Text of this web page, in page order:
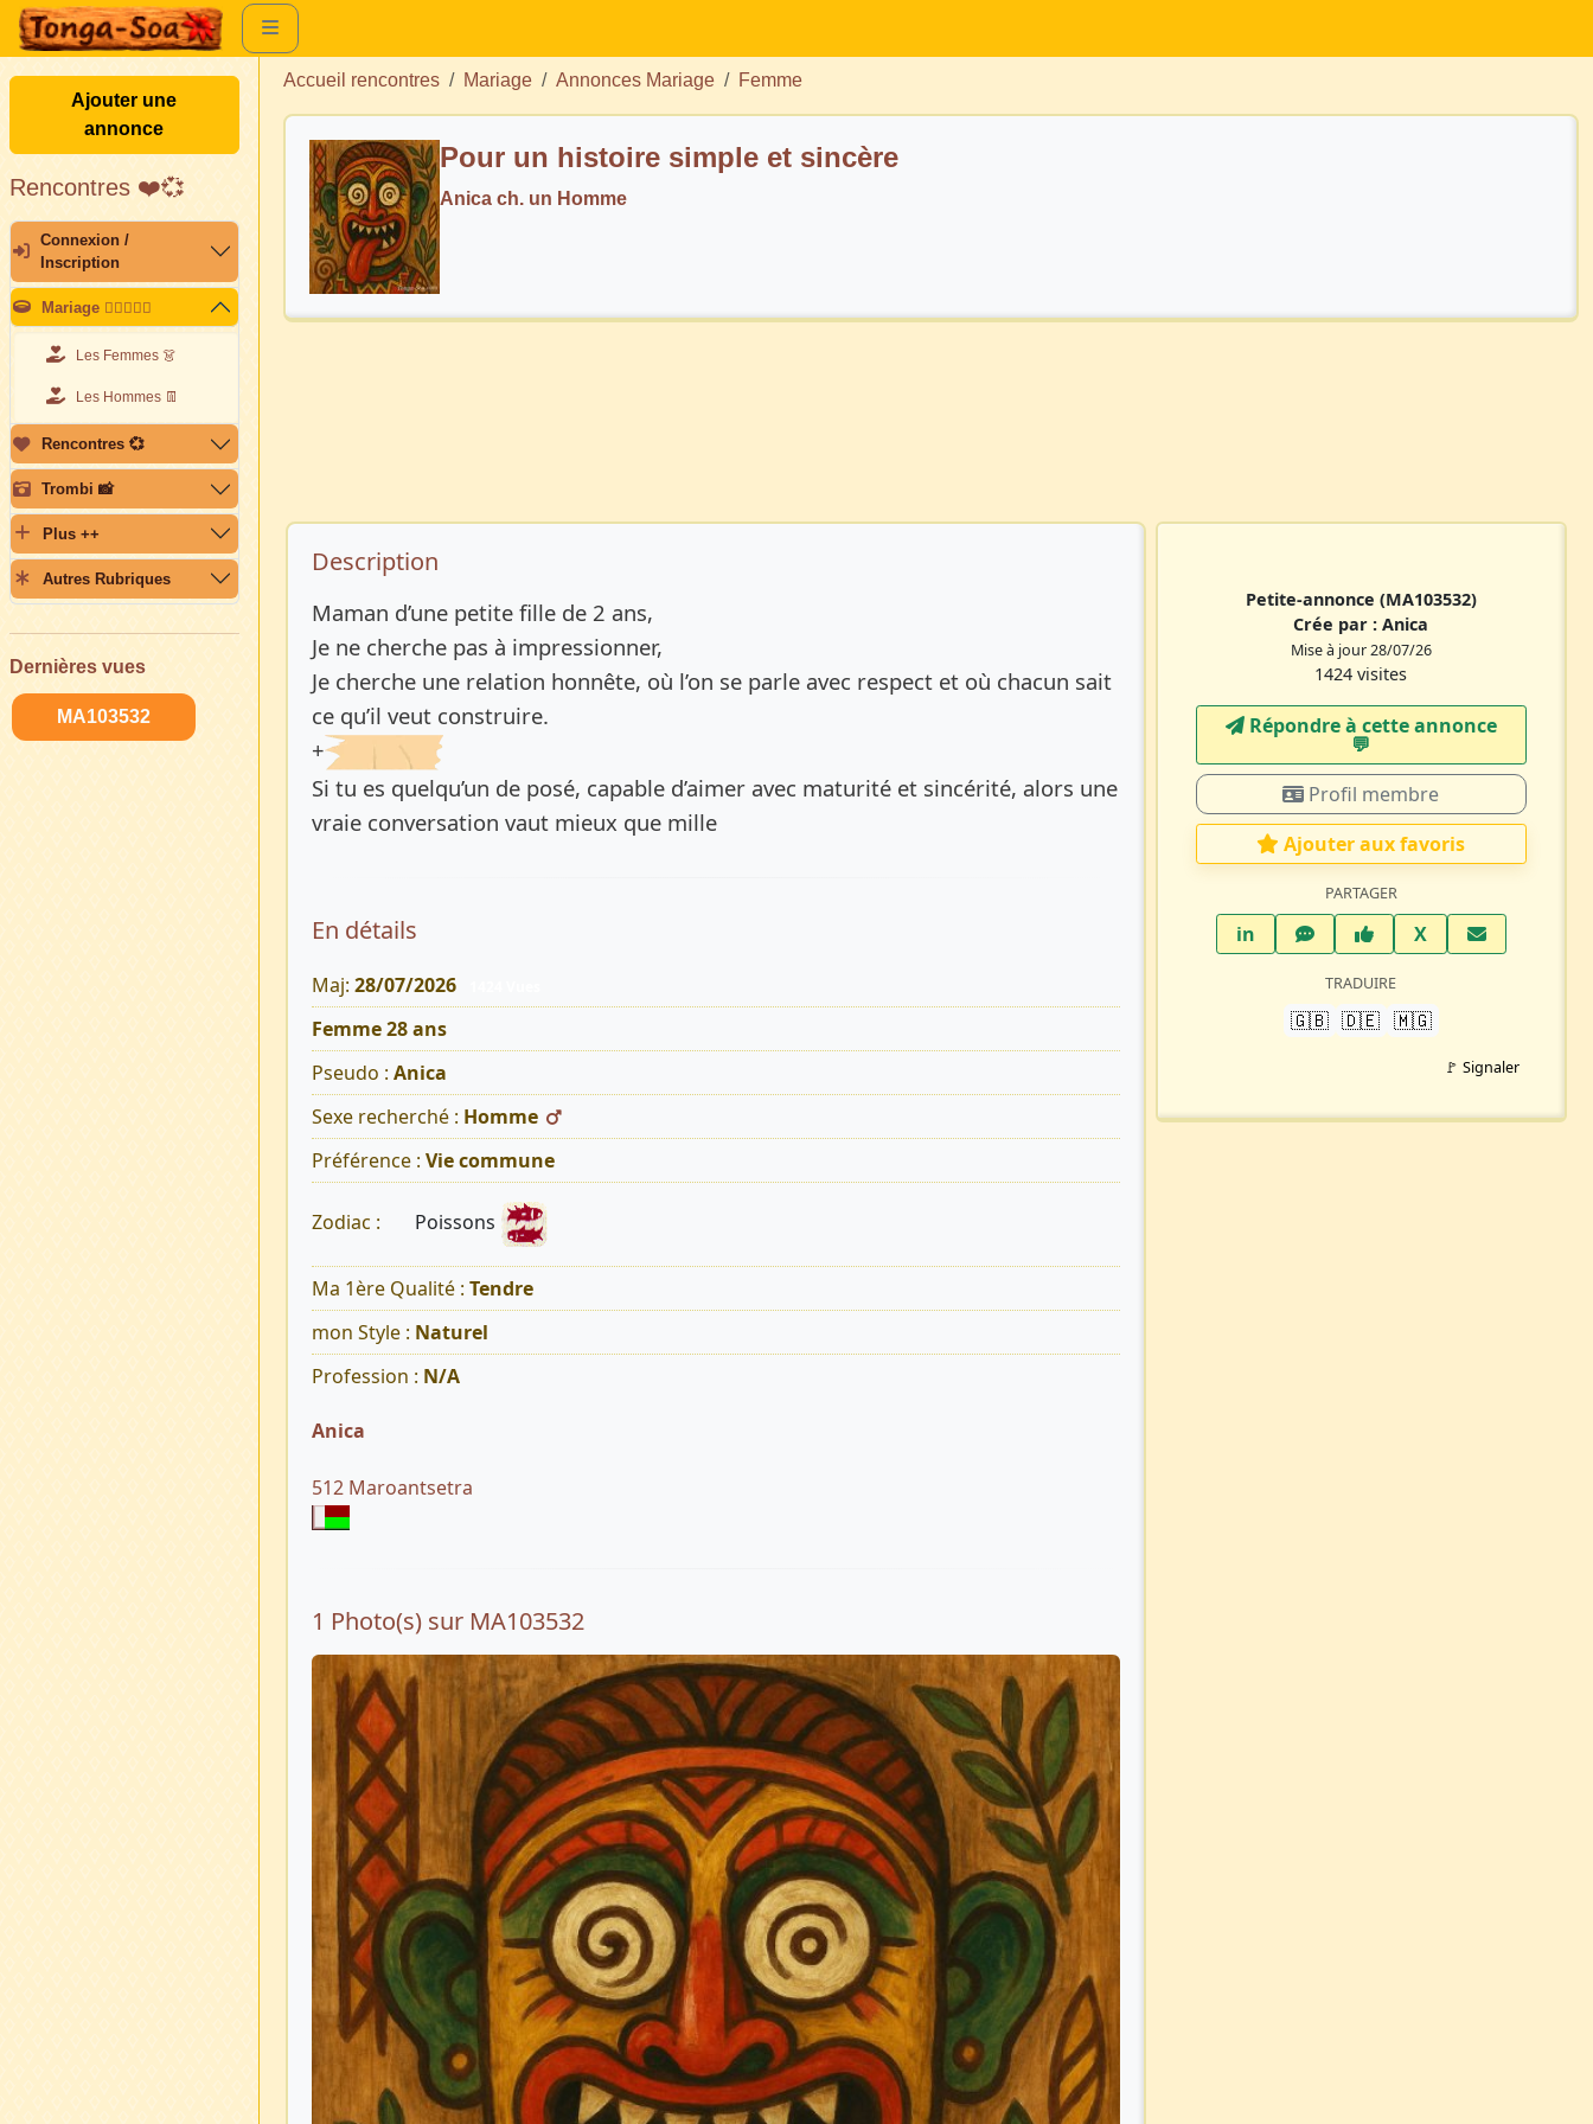
Ajouter une
annonce
Rencontres ❤️💞
Connexion /
Inscription
Mariage 👩🏽‍❤️‍👨🏽
Les Femmes 👗
Les Hommes 👖
Rencontres 💞
Trombi 📸
Plus ++
Autres Rubriques
Dernières vues
MA103532
Accueil rencontres Mariage Annonces Mariage Femme
Pour un histoire simple et sincère
Anica ch. un Homme
Description de l’annonce
Description
Maman d’une petite fille de 2 ans,
Je ne cherche pas à impressionner,
Je cherche une relation honnête, où l’on se parle avec respect et où chacun sait
ce qu’il veut construire.
+
Si tu es quelqu’un de posé, capable d’aimer avec maturité et sincérité, alors une
vraie conversation vaut mieux que mille
En détails
Maj: 28/07/2026
Femme 28 ans
Pseudo : Anica
Sexe recherché : Homme
Préférence : Vie commune
Zodiac : Poissons
Ma 1ère Qualité : Tendre
mon Style : Naturel
Profession : N/A
Anica
512 Maroantsetra
1 Photo(s) sur MA103532
Petite-annonce (MA103532)
Crée par :Anica
Mise à jour 28/07/26
1424 visites
Répondre à cette annonce
💬​
Profil membre
Ajouter aux favoris
PARTAGER
inLinkedInWhatsAppFacebook
XTwitter X
TRADUIRE
🇬🇧 🇩🇪 🇲🇬
🚩 Signaler